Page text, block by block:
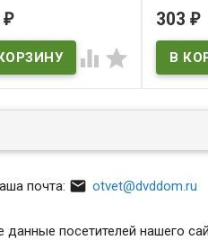
₽
 
В
The
303₽
почта:  otvet@dvddom.ru
посетителей нашего